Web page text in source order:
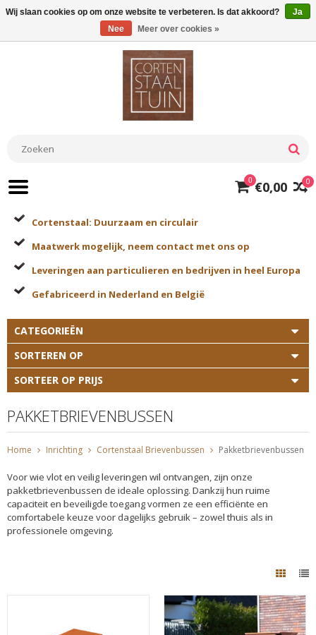
0
0 €0,00
Cortenstaal: Duurzaam en circulair
Maatwerk mogelijk, neem contact met ons op
Leveringen aan particulieren en bedrijven in heel Europa
Gefabriceerd in Nederland en België
CATEGORIEËN
SORTEREN OP
SORTEER OP PRIJS
PAKKETBRIEVENBUSSEN
Home Inrichting Cortenstaal Brievenbussen Pakketbrievenbussen
Voor wie vlot en veilig leveringen wil ontvangen, zijn onze
pakketbrievenbussen de ideale oplossing. Dankzij hun ruime
capaciteit en beveiligde toegang vormen ze een efficiënte en
comfortabele keuze voor dagelijks gebruik – zowel thuis als in
professionele omgeving.
Wij slaan cookies op om onze website te verbeteren. Is dat akkoord?
Ja
Nee
Meer over cookies »